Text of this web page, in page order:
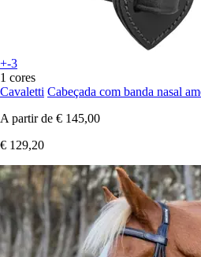
+-3
1 cores
Cavaletti Cabeçada com banda nasal
A partir de € 145,00
€ 129,20